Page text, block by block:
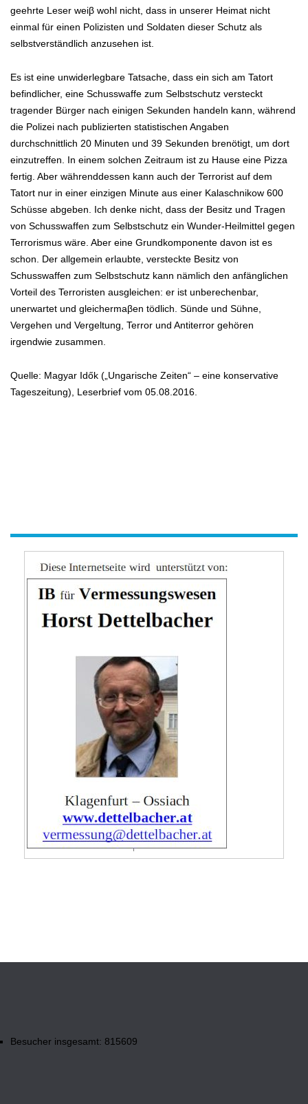
geehrte Leser weiβ wohl nicht, dass in unserer Heimat nicht
einmal für einen Polizisten und Soldaten dieser Schutz als
selbstverständlich anzusehen ist.
Es ist eine unwiderlegbare Tatsache, dass ein sich am Tatort
befindlicher, eine Schusswaffe zum Selbstschutz versteckt
tragender Bürger nach einigen Sekunden handeln kann, während
die Polizei nach publizierten statistischen Angaben
durchschnittlich 20 Minuten und 39 Sekunden brenötigt, um dort
einzutreffen. In einem solchen Zeitraum ist zu Hause eine Pizza
fertig. Aber währenddessen kann auch der Terrorist auf dem
Tatort nur in einer einzigen Minute aus einer Kalaschnikow 600
Schüsse abgeben. Ich denke nicht, dass der Besitz und Tragen
von Schusswaffen zum Selbstschutz ein Wunder-Heilmittel gegen
Terrorismus wäre. Aber eine Grundkomponente davon ist es
schon. Der allgemein erlaubte, versteckte Besitz von
Schusswaffen zum Selbstschutz kann nämlich den anfänglichen
Vorteil des Terroristen ausgleichen: er ist unberechenbar,
unerwartet und gleichermaβen tödlich. Sünde und Sühne,
Vergehen und Vergeltung, Terror und Antiterror gehören
irgendwie zusammen.
Quelle: Magyar Idők („Ungarische Zeiten“ – eine konservative
Tageszeitung), Leserbrief vom 05.08.2016.
werbung-ib-h-dett.jpg
Besucher insgesamt: 815609